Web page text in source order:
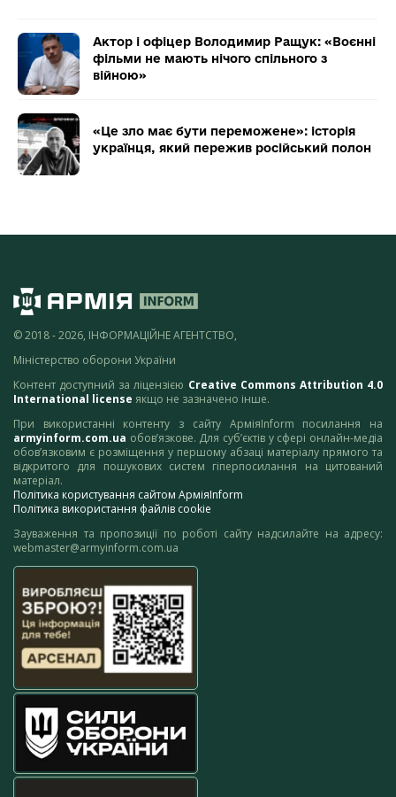
Актор і офіцер Володимир Ращук: «Воєнні
фільми не мають нічого спільного з
війною»
«Це зло має бути переможене»: історія
українця, який пережив російський полон
© 2018 - 2026, ІНФОРМАЦІЙНЕ АГЕНТСТВО,
Міністерство оборони України
Контент доступний за ліцензією Creative Commons Attribution 4.0
International license якщо не зазначено інше.
При використанні контенту з сайту АрміяInform посилання на
armyinform.com.ua обов’язкове. Для суб’єктів у сфері онлайн-медіа
обов’язковим є розміщення у першому абзаці матеріалу прямого та
відкритого для пошукових систем гіперпосилання на цитований
матеріал.
Політика користування сайтом АрміяInform
Політика використання файлів cookie
Зауваження та пропозиції по роботі сайту надсилайте на адресу:
webmaster@armyinform.com.ua